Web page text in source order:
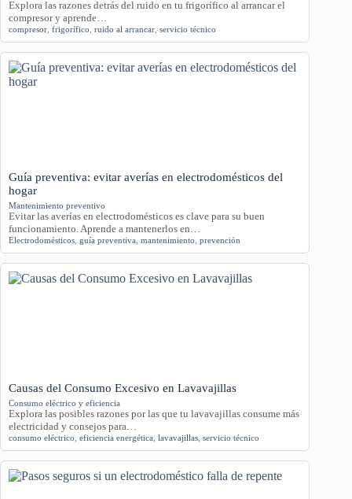
Explora las razones detrás del ruido en tu frigorífico al arrancar el
compresor y aprende…
compresor frigorífico ruido al arrancar servicio técnico
Guía preventiva: evitar averías en electrodomésticos del
hogar
Mantenimiento preventivo
Evitar las averías en electrodomésticos es clave para su buen
funcionamiento. Aprende a mantenerlos en…
Electrodomésticos guía preventiva mantenimiento prevención
Causas del Consumo Excesivo en Lavavajillas
Consumo eléctrico y eficiencia
Explora las posibles razones por las que tu lavavajillas consume más
electricidad y consejos para…
consumo eléctrico eficiencia energética lavavajillas servicio técnico